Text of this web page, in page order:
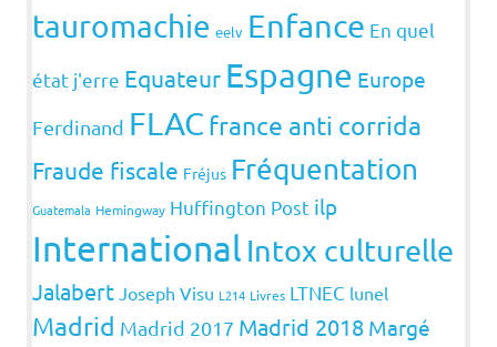
tauromachie eelv Enfance En quel
état j'erre Equateur Espagne Europe
Ferdinand FLAC france anti corrida
Fraude fiscale Fréjus Fréquentation
Guatemala Hemingway Huffington Post ilp
International Intox culturelle
Jalabert Joseph Visu L214 Livres LTNEC lunel
Madrid Madrid 2017 Madrid 2018 Margé